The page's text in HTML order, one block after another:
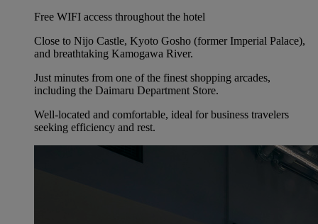
Free WIFI access throughout the hotel
Close to Nijo Castle, Kyoto Gosho (former Imperial Palace),
and breathtaking Kamogawa River.
Just minutes from one of the finest shopping arcades,
including the Daimaru Department Store.
Well-located and comfortable, ideal for business travelers
seeking efficiency and rest.